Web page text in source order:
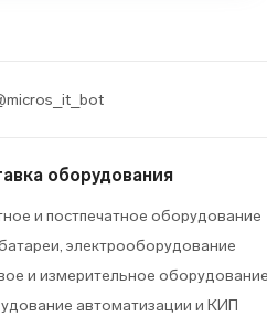
оборудования
и постпечатное оборудование
электрооборудование
и измерительное оборудование
автоматизации и КИП